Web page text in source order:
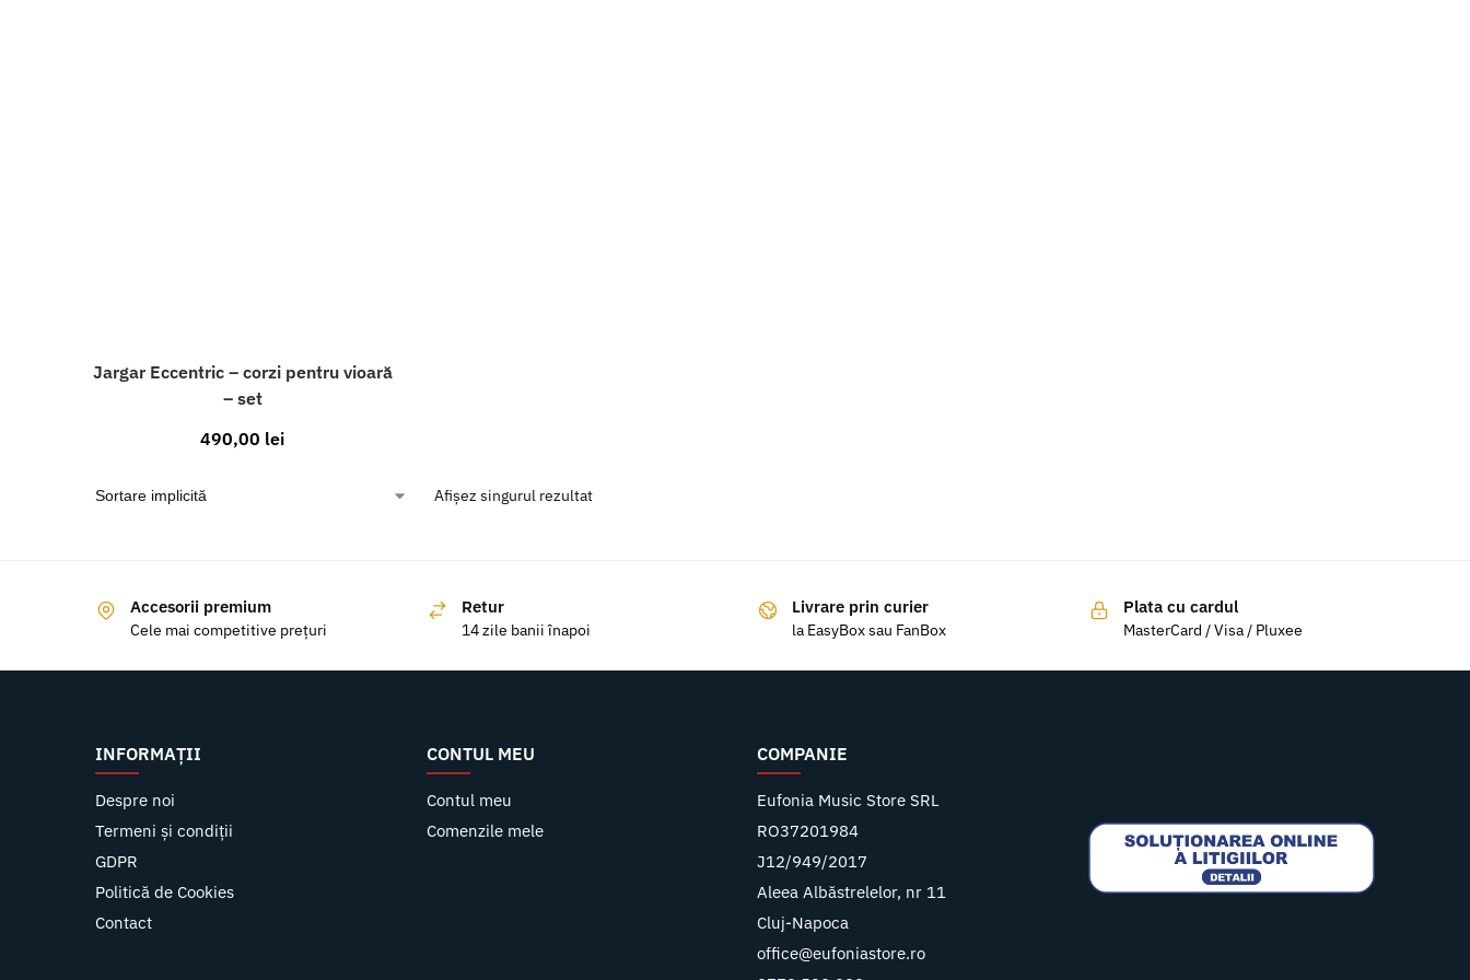
Jargar Eccentric – corzi pentru vioară
– set
490,00 lei
Afișez singurul rezultat
Accesorii premium
Cele mai competitive prețuri
Retur
14 zile banii înapoi
Livrare prin curier
la EasyBox sau FanBox
Plata cu cardul
MasterCard / Visa / Pluxee
INFORMAȚII
Despre noi
Termeni și condiții
GDPR
Politică de Cookies
Contact
CONTUL MEU
Contul meu
Comenzile mele
COMPANIE
Eufonia Music Store SRL
RO37201984
J12/949/2017
Aleea Albăstrelelor, nr 11
Cluj-Napoca
office@eufoniastore.ro